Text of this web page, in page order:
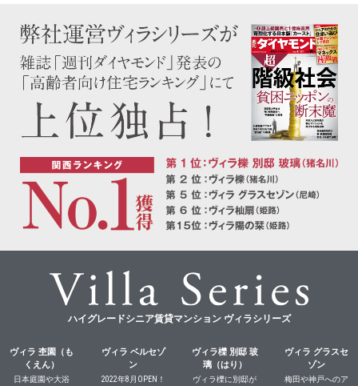
ハイグレードシニア賃貸マンション ヴィラシリーズ
ヴィラ 杢園（も
くえん）
日本庭園や大浴
ヴィラ ベルセゾ
ン
2022年8月OPEN！
ヴィラ櫟 別邸 玻
璃（はり）
ヴィラ櫟に別邸が
ヴィラ グラスセ
ゾン
梅田や神戸へのア